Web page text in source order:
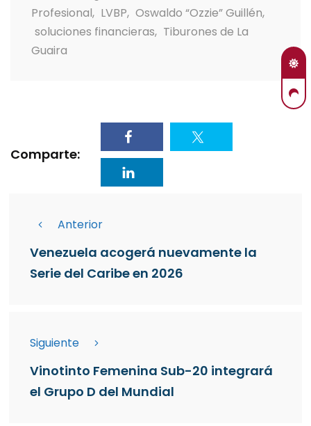
Profesional, LVBP, Oswaldo “Ozzie” Guillén,
soluciones financieras, Tiburones de La
Guaira
Comparte:
Anterior
Venezuela acogerá nuevamente la
Serie del Caribe en 2026
Siguiente
Vinotinto Femenina Sub-20 integrará
el Grupo D del Mundial